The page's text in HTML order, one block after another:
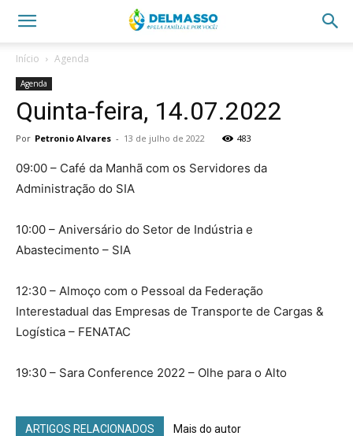
Início Agenda
Agenda
Quinta-feira, 14.07.2022
Por Petronio Alvares - 13 de julho de 2022 483
09:00 – Café da Manhã com os Servidores da
Administração do SIA
10:00 – Aniversário do Setor de Indústria e
Abastecimento – SIA
12:30 – Almoço com o Pessoal da Federação
Interestadual das Empresas de Transporte de Cargas &
Logística – FENATAC
19:30 – Sara Conference 2022 – Olhe para o Alto
ARTIGOS RELACIONADOS Mais do autor